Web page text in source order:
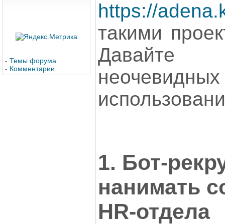
- Темы форума
- Комментарии
https://
такими
1. Бот-
нанимать
HR-отдела